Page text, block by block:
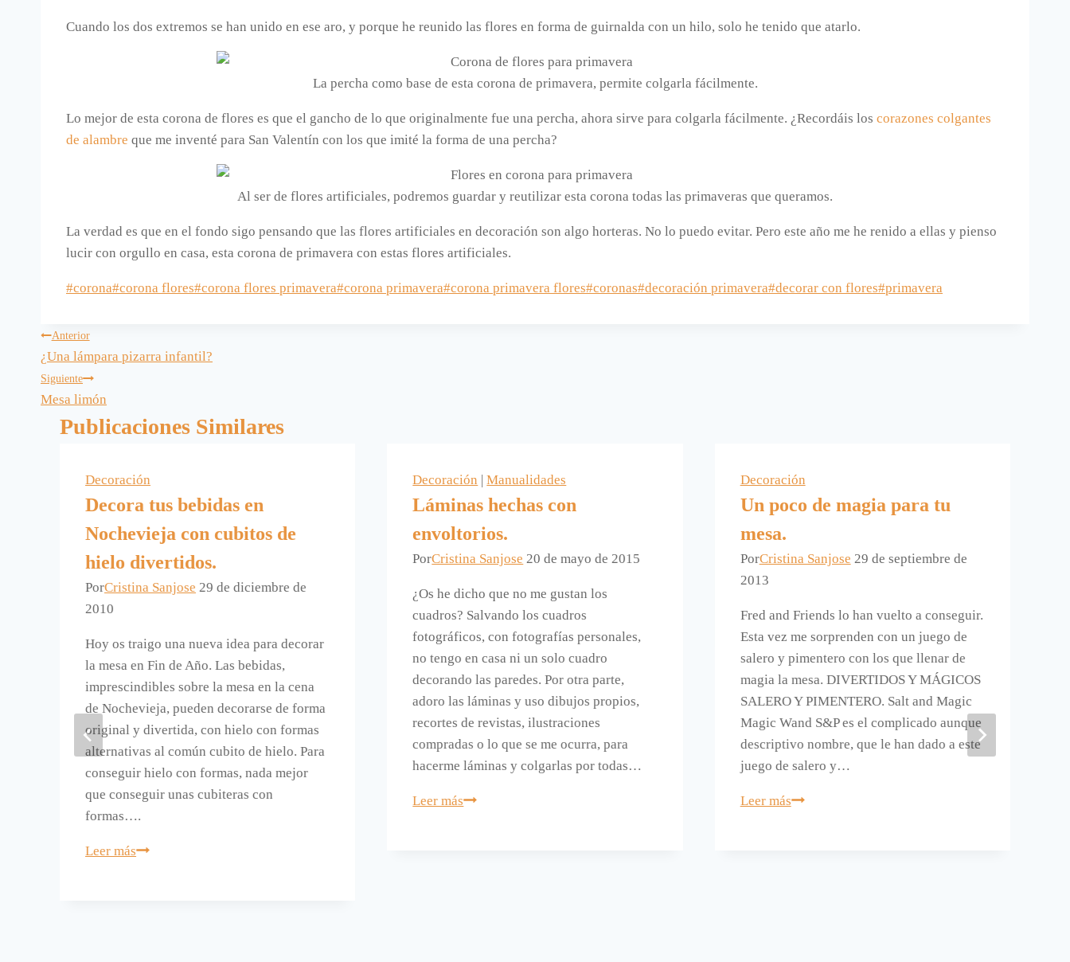
Cuando los dos extremos se han unido en ese aro, y porque he reunido las flores en forma de guirnalda con un hilo, solo he tenido que atarlo.
La percha como base de esta corona de primavera, permite colgarla fácilmente.
Lo mejor de esta corona de flores es que el gancho de lo que originalmente fue una percha, ahora sirve para colgarla fácilmente. ¿Recordáis los corazones colgantes
de alambre que me inventé para San Valentín con los que imité la forma de una percha?
Al ser de flores artificiales, podremos guardar y reutilizar esta corona todas las primaveras que queramos.
La verdad es que en el fondo sigo pensando que las flores artificiales en decoración son algo horteras. No lo puedo evitar. Pero este año me he renido a ellas y pienso
lucir con orgullo en casa, esta corona de primavera con estas flores artificiales.
Etiquetas
la
entrada:
#corona#corona flores#corona flores primavera#corona primavera#corona primavera flores#coronas#decoración primavera#decorar con flores#primavera
Navegación
de
entradas
Anterior
¿Una lámpara pizarra infantil?
Siguiente
Mesa limón
Publicaciones Similares
Decoración
Decora tus bebidas en
Nochevieja con cubitos de
hielo divertidos.
PorCristina Sanjose 29 de diciembre de
2010
Hoy os traigo una nueva idea para decorar
la mesa en Fin de Año. Las bebidas,
imprescindibles sobre la mesa en la cena
de Nochevieja, pueden decorarse de forma
original y divertida, con hielo con formas
alternativas al común cubito de hielo. Para
conseguir hielo con formas, nada mejor
que conseguir unas cubiteras con
formas….
Leer másDecora
Decoración |Manualidades
Láminas hechas con
envoltorios.
PorCristina Sanjose 20 de mayo de 2015
¿Os he dicho que no me gustan los
cuadros? Salvando los cuadros
fotográficos, con fotografías personales,
no tengo en casa ni un solo cuadro
decorando las paredes. Por otra parte,
adoro las láminas y uso dibujos propios,
recortes de revistas, ilustraciones
compradas o lo que se me ocurra, para
hacerme láminas y colgarlas por todas…
Leer másLáminas
Decoración
Un poco de magia para tu
mesa.
PorCristina Sanjose 29 de septiembre de
2013
Fred and Friends lo han vuelto a conseguir.
Esta vez me sorprenden con un juego de
salero y pimentero con los que llenar de
magia la mesa. DIVERTIDOS Y MÁGICOS
SALERO Y PIMENTERO. Salt and Magic
Magic Wand S&P es el complicado aunque
descriptivo nombre, que le han dado a este
juego de salero y…
Leer másUn